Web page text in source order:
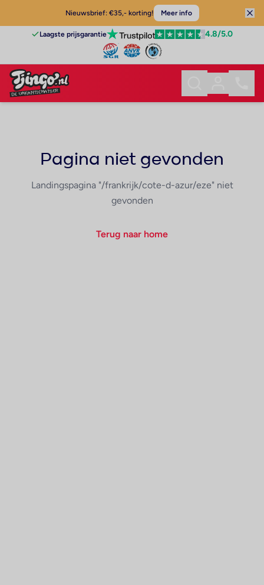
Nieuwsbrief: €35,- korting! Meer info
Laagste prijsgarantie 4.8/5.0
Pagina niet gevonden
Landingspagina "/frankrijk/cote-d-azur/eze" niet
gevonden
Terug naar home